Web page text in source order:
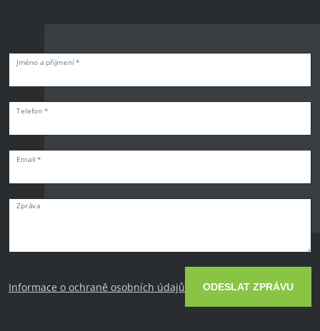
Jméno a příjmení *
Telefon *
Email *
Zpráva
Informace o ochraně osobních údajů ODESLAT ZPRÁVU